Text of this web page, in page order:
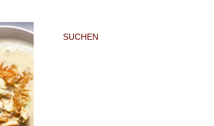
SUCHEN